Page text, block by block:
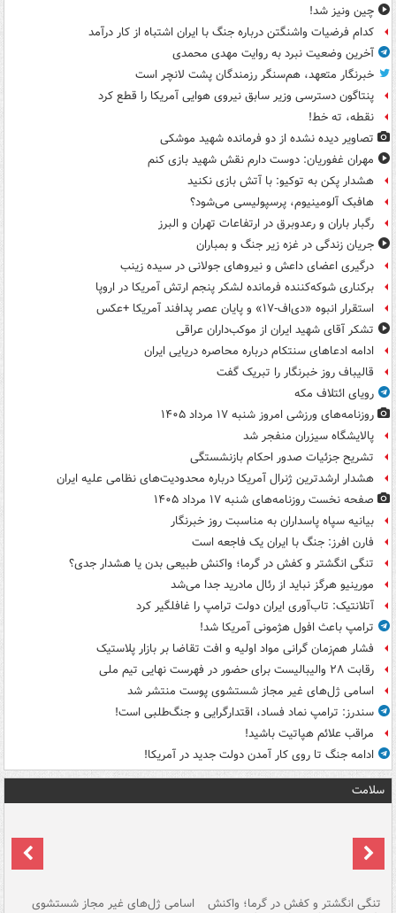
چین ونیز شد!
کدام فرضیات واشنگتن درباره جنگ با ایران اشتباه از کار درآمد
آخرین وضعیت نبرد به روایت مهدی محمدی
خبرنگار متعهد، هم‌سنگر رزمندگان پشت لانچر است
پنتاگون دسترسی وزیر سابق نیروی هوایی آمریکا را قطع کرد
نقطه، ته خط!
تصاویر دیده‌ نشده از دو فرمانده شهید موشکی
مهران غفوریان: دوست دارم نقش شهید بازی کنم
هشدار پکن به توکیو: با آتش بازی نکنید
هافبک آلومینیوم، پرسپولیسی می‌شود؟
رگبار باران و رعدوبرق در ارتفاعات تهران و البرز
جریان زندگی در غزه زیر جنگ و بمباران
درگیری اعضای داعش و نیروهای جولانی در سیده زینب
برکناری شوکه‌کننده فرمانده لشکر پنجم ارتش آمریکا در اروپا
استقرار انبوه «دی‌اف‑۱۷» و پایان عصر پدافند آمریکا +عکس
تشکر آقای شهید ایران از موکب‌داران عراقی
ادامه ادعاهای سنتکام درباره محاصره دریایی ایران
قالیباف روز خبرنگار را تبریک گفت
رویای ائتلاف مکه
روزنامه‌های ورزشی امروز ‌شنبه ۱۷ مرداد ۱۴۰۵
پالایشگاه سیزران منفجر شد
تشریح جزئیات صدور احکام بازنشستگی
هشدار ارشدترین ژنرال آمریکا درباره محدودیت‌های نظامی علیه ایران
صفحه نخست روزنامه‌های شنبه ۱۷ مرداد ۱۴۰۵
بیانیه سپاه پاسداران به مناسبت روز خبرنگار
فارن افرز: جنگ با ایران یک فاجعه است
تنگی انگشتر و کفش در گرما؛ واکنش طبیعی بدن یا هشدار جدی؟
مورینیو هرگز نباید از رئال مادرید جدا می‌شد
آتلانتیک: تاب‌آوری ایران دولت ترامپ را غافلگیر کرد
ترامپ باعث افول هژمونی آمریکا شد!
فشار هم‌زمان گرانی مواد اولیه و افت تقاضا بر بازار پلاستیک
رقابت ۲۸ والیبالیست برای حضور در فهرست نهایی تیم ملی
اسامی ژل‌های غیر مجاز شستشوی پوست منتشر شد
سندرز: ترامپ نماد فساد، اقتدارگرایی و جنگ‌طلبی است!
مراقب علائم هپاتیت باشید!
ادامه جنگ تا روی کار آمدن دولت جدید در آمریکا!
سلامت
تنگی انگشتر و کفش در گرما؛ واکنش اسامی ژل‌های غیر مجاز شستشوی